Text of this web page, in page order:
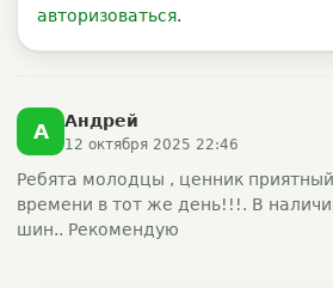
авторизоваться.
А Андрей
12 октября 2025 22:46
Ребята молодцы , ценник
времени в тот же день!!!. В
шин.. Рекомендую